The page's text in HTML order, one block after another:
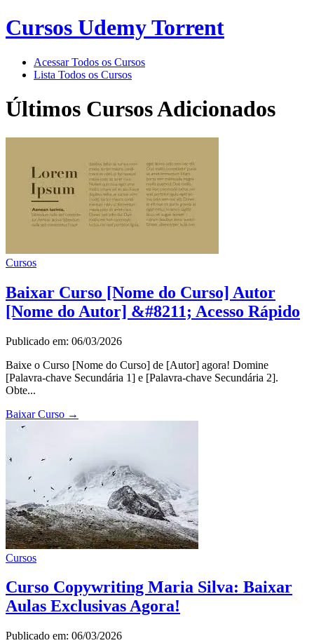
Cursos Udemy Torrent
Acessar Todos os Cursos
Lista Todos os Cursos
Últimos Cursos Adicionados
Cursos
Baixar Curso [Nome do Curso] Autor
[Nome do Autor] &#8211; Acesso Rápido
Publicado em: 06/03/2026
Baixe o Curso [Nome do Curso] de [Autor] agora! Domine
[Palavra-chave Secundária 1] e [Palavra-chave Secundária 2].
Obte...
Baixar Curso →
Cursos
Curso Copywriting Maria Silva: Baixar
Aulas Exclusivas Agora!
Publicado em: 06/03/2026